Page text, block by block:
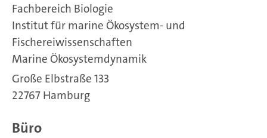
Fachbereich Biologie
Institut für marine Ökosystem- und
Fischereiwissenschaften
Marine Ökosystemdynamik
Große Elbstraße 133
22767 Hamburg
Büro